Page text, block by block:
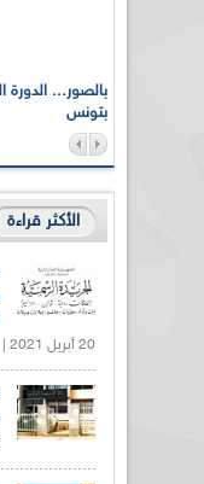
بتونس
الأكثر قراءة
20 أبريل 2021 |